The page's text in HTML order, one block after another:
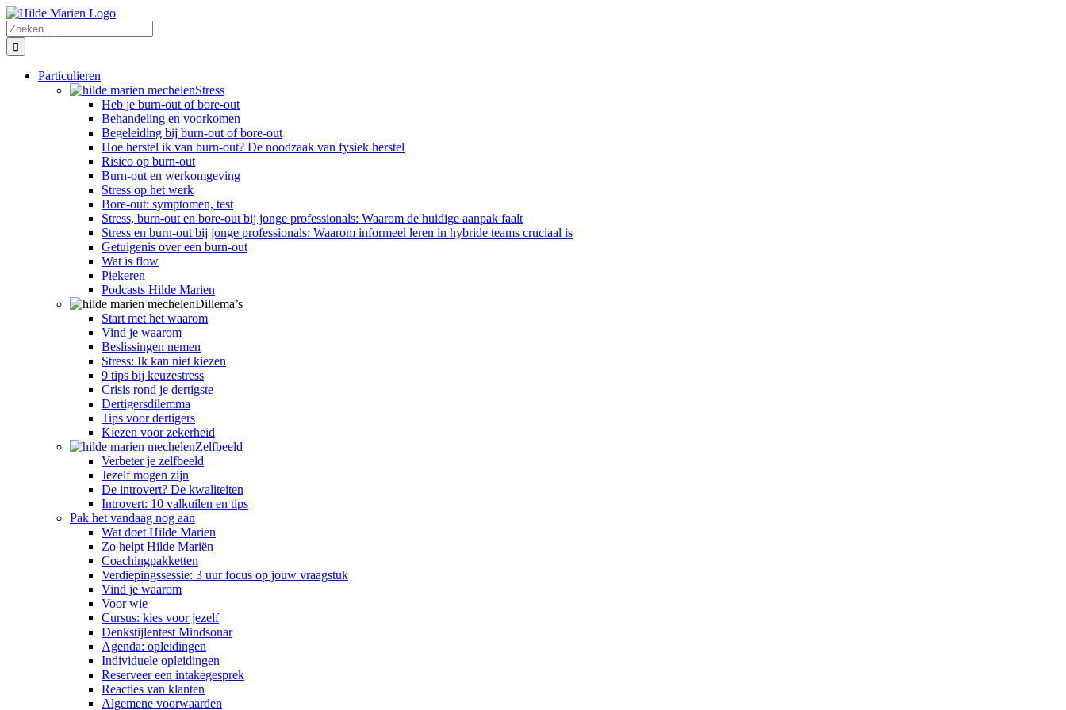
Skip
to
content
Zoeken...
Particulieren
Stress
Heb je burn-out of bore-out
Behandeling en voorkomen
Begeleiding bij burn-out of bore-out
Hoe herstel ik van burn-out? De noodzaak van fysiek herstel
Risico op burn-out
Burn-out en werkomgeving
Stress op het werk
Bore-out: symptomen, test
Stress, burn-out en bore-out bij jonge professionals: Waarom de huidige aanpak faalt
Stress en burn-out bij jonge professionals: Waarom informeel leren in hybride teams cruciaal is
Getuigenis over een burn-out
Wat is flow
Piekeren
Podcasts Hilde Marien
Dillema’s
Start met het waarom
Vind je waarom
Beslissingen nemen
Stress: Ik kan niet kiezen
9 tips bij keuzestress
Crisis rond je dertigste
Dertigersdilemma
Tips voor dertigers
Kiezen voor zekerheid
Zelfbeeld
Verbeter je zelfbeeld
Jezelf mogen zijn
De introvert? De kwaliteiten
Introvert: 10 valkuilen en tips
Pak het vandaag nog aan
Wat doet Hilde Marien
Zo helpt Hilde Mariën
Coachingpakketten
Verdiepingssessie: 3 uur focus op jouw vraagstuk
Vind je waarom
Voor wie
Cursus: kies voor jezelf
Denkstijlentest Mindsonar
Agenda: opleidingen
Individuele opleidingen
Reserveer een intakegesprek
Reacties van klanten
Algemene voorwaarden